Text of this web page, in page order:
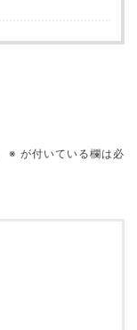
※ が付いている欄は必